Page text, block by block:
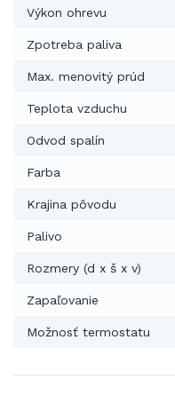
Výkon ohrevu
Zpotreba paliva
Max. menovitý prúd
Teplota vzduchu
Odvod spalín
Farba
Krajina pôvodu
Palivo
Rozmery (d x š x v)
Zapaľovanie
Možnosť termostatu